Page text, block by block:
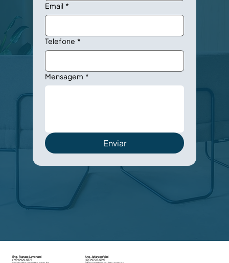
Email *
Telefone *
Mensagem *
Enviar
Eng. Renato Lavorenti
(19) 99929.5577
Arq. Jeferson Vitti
(19) 99707.5797